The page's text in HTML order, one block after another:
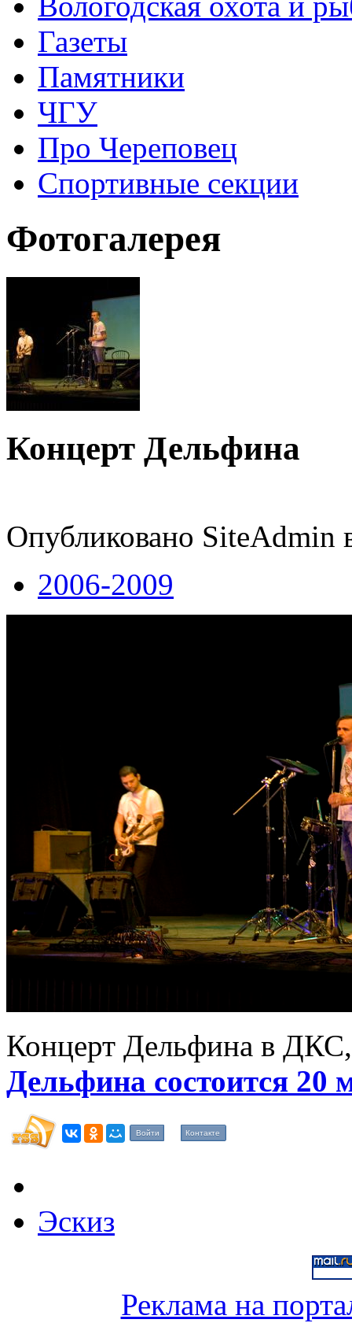
Газеты
Памятники
ЧГУ
Про Череповец
Спортивные секции
Фотогалерея
Концерт Дельфина
Опубликовано SiteAdmin
2006-2009
Концерт Дельфина в
Дельфина состоится 20
Войти Контакте
Эскиз
Реклама на